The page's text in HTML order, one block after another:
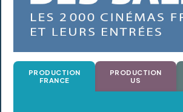
PRODUCTION
FRANCE
PRODUCTION
US